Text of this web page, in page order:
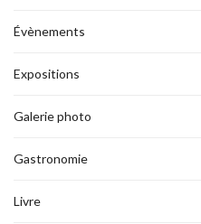
Évènements
Expositions
Galerie photo
Gastronomie
Livre